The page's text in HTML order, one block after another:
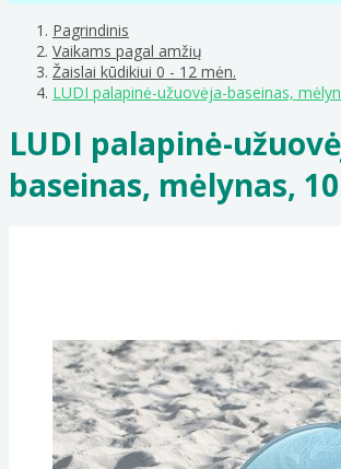
Pagrindinis
Vaikams pagal amžių
Žaislai kūdikiui 0 - 12 mėn.
LUDI palapinė-užuovėja-baseinas,
LUDI palapinė-
baseinas, mėlynas,